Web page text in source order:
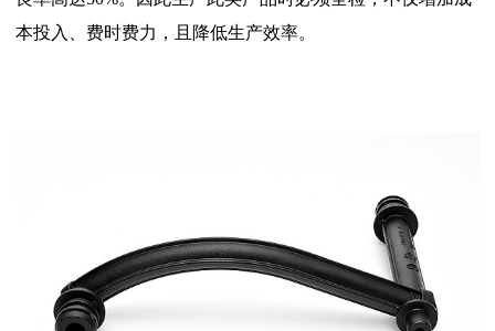
本投入、费时费力，且降低生产效率。